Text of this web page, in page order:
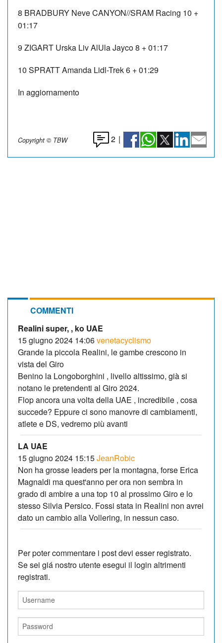
8 BRADBURY Neve CANYON//SRAM Racing 10 +
01:17
9 ZIGART Urska Liv AlUla Jayco 8 + 01:17
10 SPRATT Amanda Lidl-Trek 6 + 01:29
In aggiornamento
Copyright © TBW 2 |
COMMENTI
Realini super, , ko UAE
15 giugno 2024 14:06venetacyclismo
Grande la piccola Realini, le gambe crescono in
vista del Giro
Benino la Longoborghini , livello altissimo, già si
notano le pretendenti al Giro 2024.
Flop ancora una volta della UAE , incredibile , cosa
succede? Eppure ci sono manovre di cambiamenti,
atlete e DS, vedremo più avanti
LA UAE
15 giugno 2024 15:15JeanRobic
Non ha grosse leaders per la montagna, forse Erica
Magnaldi ma quest'anno per ora non sembra in
grado di ambire a una top 10 al prossimo Giro e lo
stesso Silvia Persico. Fossi stata in Realini non avrei
dato un cambio alla Vollering, in nessun caso.
Per poter commentare i post devi esser registrato.
Se sei giá nostro utente esegui il login altrimenti
registrati.